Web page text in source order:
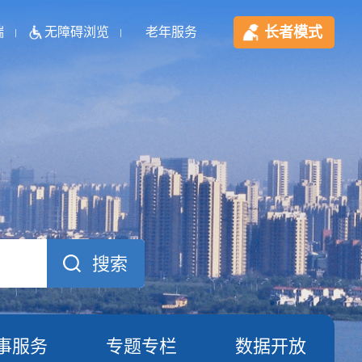
无障碍浏览 老年服务 长者模式
服务 专题专栏 数据开放